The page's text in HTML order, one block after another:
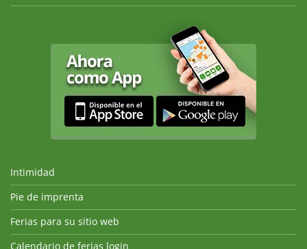
Intimidad
Pie de imprenta
Ferias para su sitio web
Calendario de ferias login